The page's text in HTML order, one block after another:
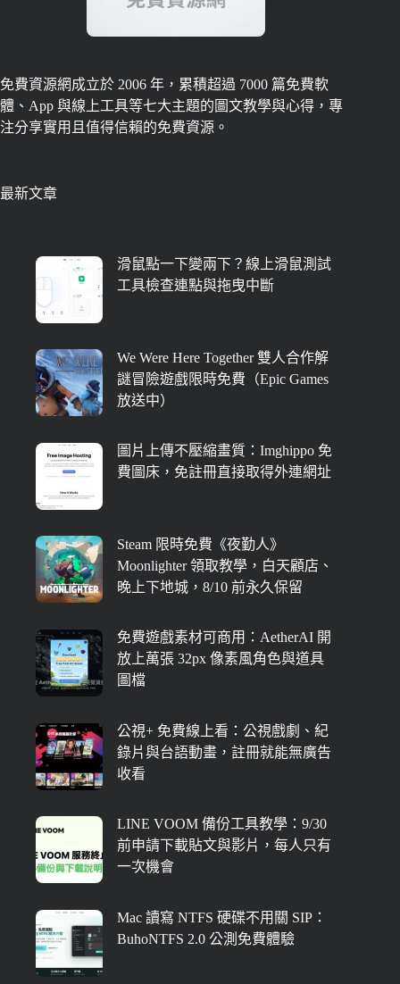
免費資源網成立於 2006 年，累積超過 7000 篇免費軟
體、App 與線上工具等七大主題的圖文教學與心得，專
注分享實用且值得信賴的免費資源。
最新文章
滑鼠點一下變兩下？線上滑鼠測試
工具檢查連點與拖曳中斷
We Were Here Together 雙人合作解
謎冒險遊戲限時免費（Epic Games
放送中）
圖片上傳不壓縮畫質：Imghippo 免
費圖床，免註冊直接取得外連網址
Steam 限時免費《夜勤人》
Moonlighter 領取教學，白天顧店、
晚上下地城，8/10 前永久保留
免費遊戲素材可商用：AetherAI 開
放上萬張 32px 像素風角色與道具
圖檔
公視+ 免費線上看：公視戲劇、紀
錄片與台語動畫，註冊就能無廣告
收看
LINE VOOM 備份工具教學：9/30
前申請下載貼文與影片，每人只有
一次機會
Mac 讀寫 NTFS 硬碟不用關 SIP：
BuhoNTFS 2.0 公測免費體驗